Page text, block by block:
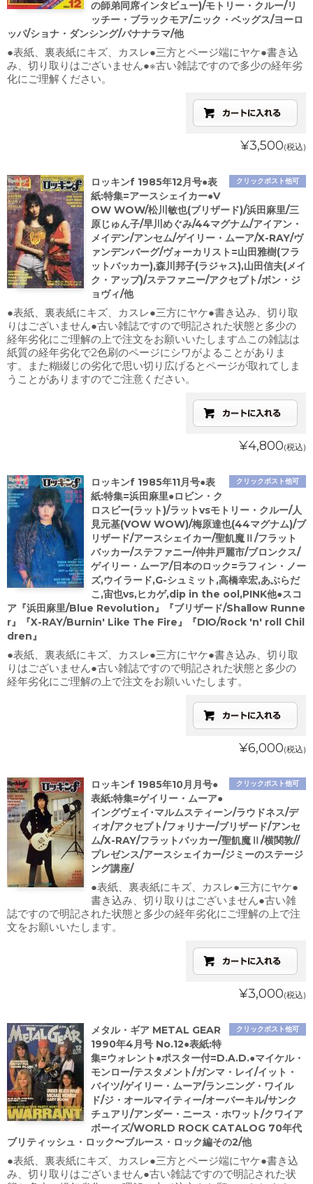
の師弟同席インタビュー)/モトリー・クルー/リ
ッチー・ブラックモア/ニック・ベッグス/ヨーロ
ッパ/ショナ・ダンシング/バナナラマ/他
●表紙、裏表紙にキズ、カスレ●三方とページ端にヤケ●書き込
み、切り取りはございません●※古い雑誌ですので多少の経年劣
化にご理解ください。
¥3,500(税込)
クリックポスト他可
ロッキンf 1985年12月号●表
紙:特集=アースシェイカー●V
OW WOW/松川敏也(ブリザード)/浜田麻里/三
原じゅん子/早川めぐみ/44マグナム/アイアン・
メイデン/アンセム/ゲイリー・ムーア/X-RAY/ヴ
ァンデンバーグ/ヴォーカリスト=山田雅樹(フラ
ットバッカー),森川邦子(ラジャス),山田信夫(メイ
ク・アップ)/ステファニー/アクセプト/ボン・ジ
ョヴィ/他
●表紙、裏表紙にキズ、カスレ●三方にヤケ●書き込み、切り取
りはございません●古い雑誌ですので明記された状態と多少の
経年劣化にご理解の上で注文をお願いいたします⚠️この雑誌は
紙質の経年劣化で2色刷のページにシワがよることがありま
す。また糊綴じの劣化で思い切り広げるとページが取れてしま
うことがありますのでご注意ください。
¥4,800(税込)
クリックポスト他可
ロッキンf 1985年11月号●表
紙:特集=浜田麻里●ロビン・ク
ロスビー(ラット)/ラットvsモトリー・クルー/人
見元基(VOW WOW)/梅原達也(44マグナム)/ブ
リザード/アースシェイカー/聖飢魔Ⅱ/フラット
バッカー/ステファニー/仲井戸麗市/ブロンクス/
ゲイリー・ムーア/日本のロック=ラフィン・ノー
ズ,ウイラード,G-シュミット,高橋幸宏,あぶらだ
こ,宙也vs,ヒカゲ,dip in the ool,PINK他●スコ
ア『浜田麻里/Blue Revolution』『ブリザード/Shallow Runne
r』『X-RAY/Burnin' Like The Fire』『DIO/Rock 'n' roll Chil
dren』
●表紙、裏表紙にキズ、カスレ●三方にヤケ●書き込み、切り取
りはございません●古い雑誌ですので明記された状態と多少の
経年劣化にご理解の上で注文をお願いいたします。
¥6,000(税込)
クリックポスト他可
ロッキンf 1985年10月月号●
表紙:特集=ゲイリー・ムーア●
イングヴェイ･マルムスティーン/ラウドネス/デ
ィオ/アクセプト/フォリナー/ブリザード/アンセ
ム/X-RAY/フラットバッカー/聖飢魔Ⅱ/横関敦//
プレゼンス/アースシェイカー/ジミーのステージ
ング講座/
●表紙、裏表紙にキズ、カスレ●三方にヤケ●
書き込み、切り取りはございません●古い雑
誌ですので明記された状態と多少の経年劣化にご理解の上で注
文をお願いいたします。
¥3,000(税込)
クリックポスト他可
メタル・ギア METAL GEAR
1990年4月号 No.12●表紙:特
集=ウォレント●ポスター付=D.A.D.●マイケル・
モンロー/テスタメント/ガンマ・レイ/イット・
バイツ/ゲイリー・ムーア/ランニング・ワイル
ド/ジ・オールマイティー/オーバーキル/サンク
チュアリ/アンダー・ニース・ホワット/クワイア
ボーイズ/WORLD ROCK CATALOG 70年代
ブリティッシュ・ロック〜ブルース・ロック編その2/他
●表紙、裏表紙にキズ、カスレ●三方とページ端にヤケ●書き込
み、切り取りはございません●古い雑誌ですので明記された状